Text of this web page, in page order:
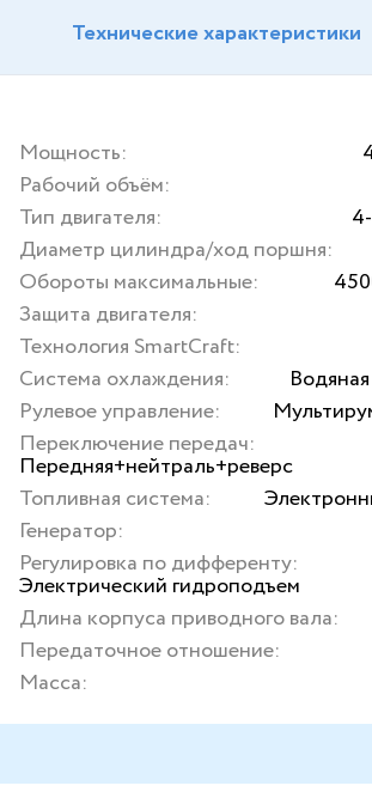
Технические характеристики
Мощность:
Рабочий объём:
Тип двигателя:
Диаметр цилиндра/ход поршня:
Обороты максимальные:
Защита двигателя:
Технология SmartCraft:
Система охлаждения:
Рулевое управление:
Переключение передач:
Передняя+нейтраль+реверс
Топливная система:
Генератор:
Регулировка по дифференту:
Электрический гидроподъем
Длина корпуса приводного вала:
Передаточное отношение:
Масса: